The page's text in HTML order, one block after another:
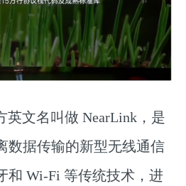
英文名叫做 NearLink，是
数据传输的新型无线通信
和 Wi-Fi 等传统技术，进